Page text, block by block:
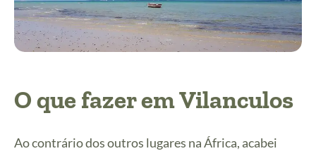
O que fazer em Vilanculos
Ao contrário dos outros lugares na África, acabei